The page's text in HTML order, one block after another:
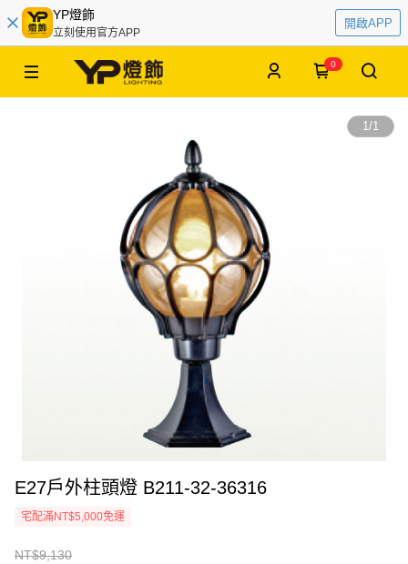
YP燈飾
立刻使用官方APP
開啟APP
0
1/1
E27戶外柱頭燈 B211-32-36316
宅配滿NT$5,000免運
NT$9,130